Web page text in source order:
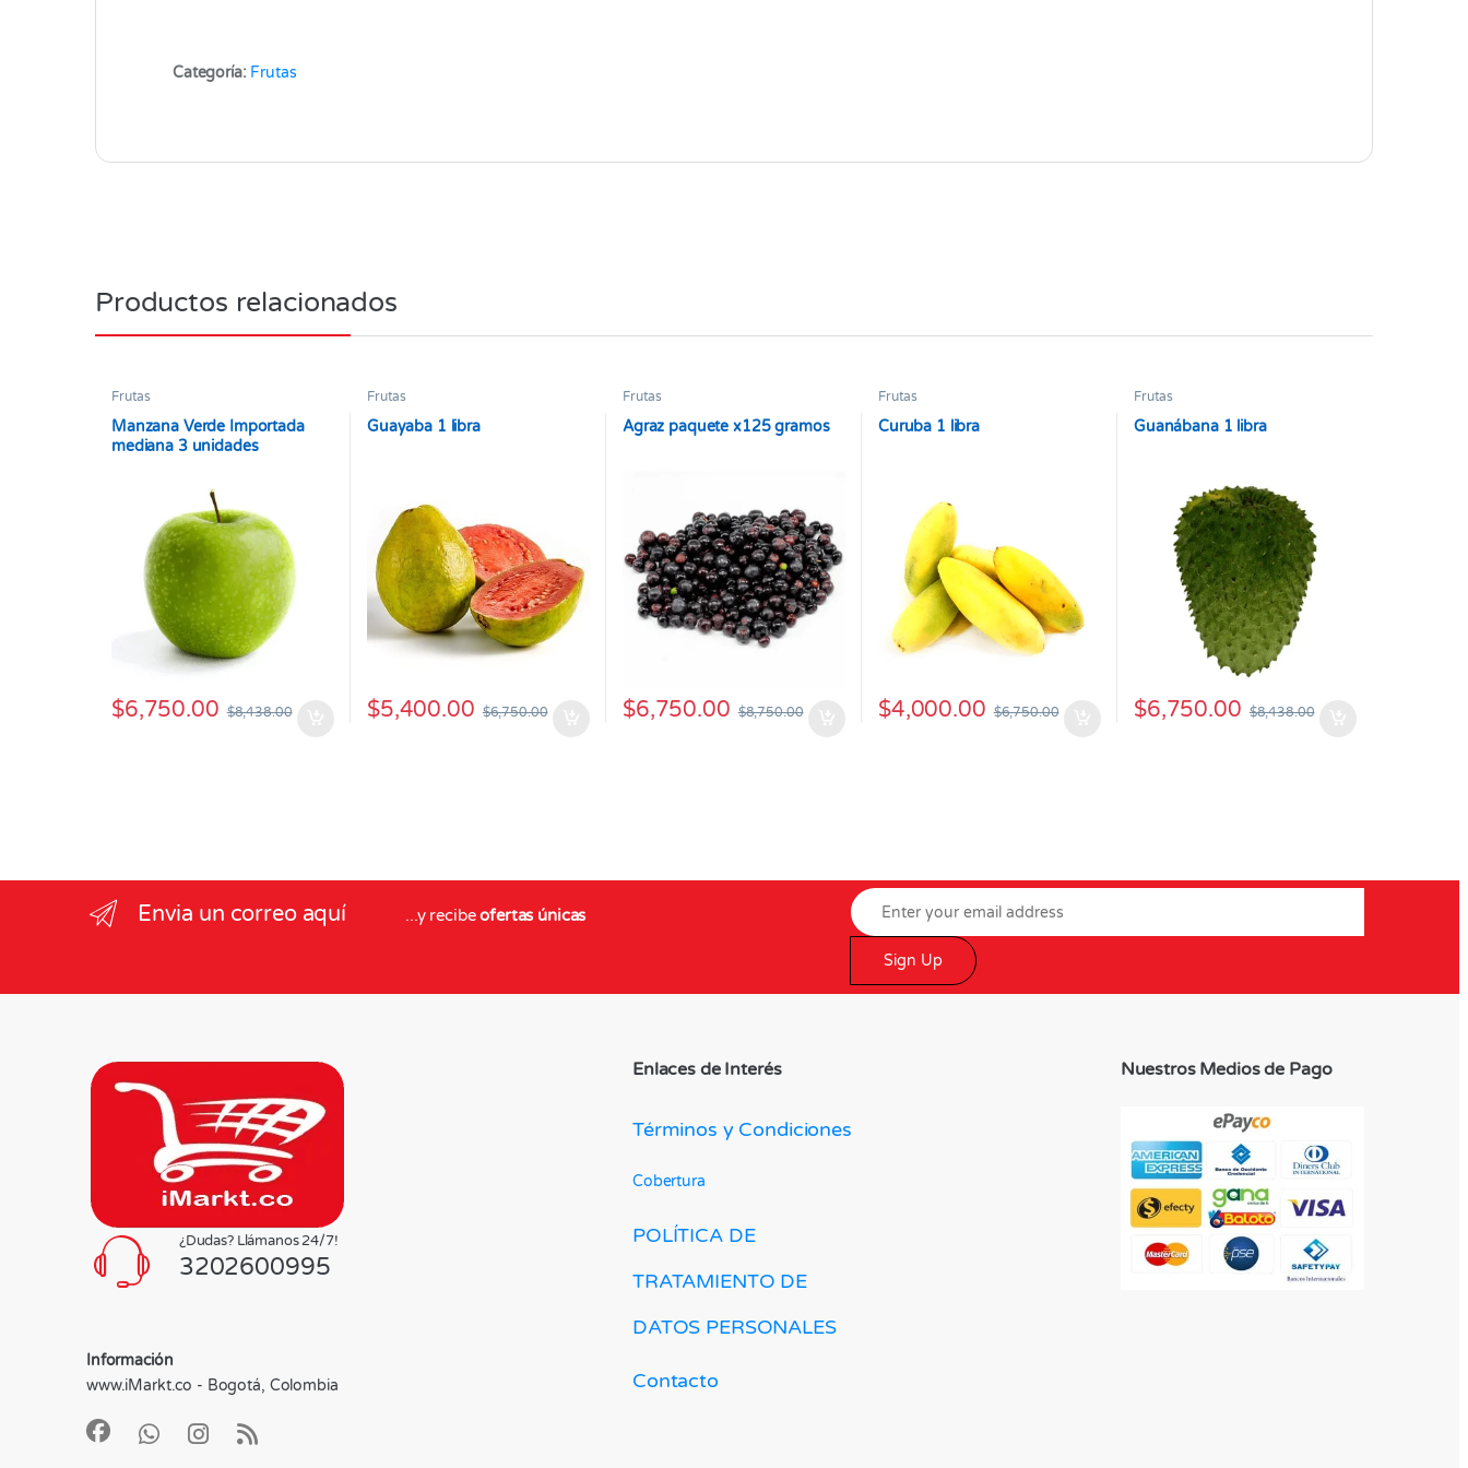
Categoría: Frutas
Productos relacionados
Frutas
Manzana Verde Importada
mediana 3 unidades
$6,750.00 $8,438.00
Frutas
Guayaba 1 libra
$5,400.00 $6,750.00
Frutas
Agraz paquete x125 gramos
$6,750.00 $8,750.00
Frutas
Curuba 1 libra
$4,000.00 $6,750.00
Frutas
Guanábana 1 libra
$6,750.00 $8,438.00
Envia un correo aquí ...y recibeofertas únicas
Sign Up
¿Dudas? Llámanos 24/7!
3202600995
Información
www.iMarkt.co - Bogotá, Colombia
Enlaces de Interés
Términos y Condiciones
Cobertura
POLÍTICA DE
TRATAMIENTO DE
DATOS PERSONALES
Contacto
Nuestros Medios de Pago